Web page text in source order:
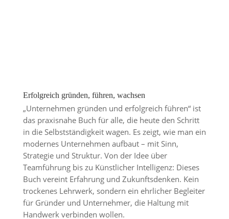
Erfolgreich gründen, führen, wachsen
„Unternehmen gründen und erfolgreich führen“ ist
das praxisnahe Buch für alle, die heute den Schritt
in die Selbstständigkeit wagen. Es zeigt, wie man ein
modernes Unternehmen aufbaut – mit Sinn,
Strategie und Struktur. Von der Idee über
Teamführung bis zu Künstlicher Intelligenz: Dieses
Buch vereint Erfahrung und Zukunftsdenken. Kein
trockenes Lehrwerk, sondern ein ehrlicher Begleiter
für Gründer und Unternehmer, die Haltung mit
Handwerk verbinden wollen.